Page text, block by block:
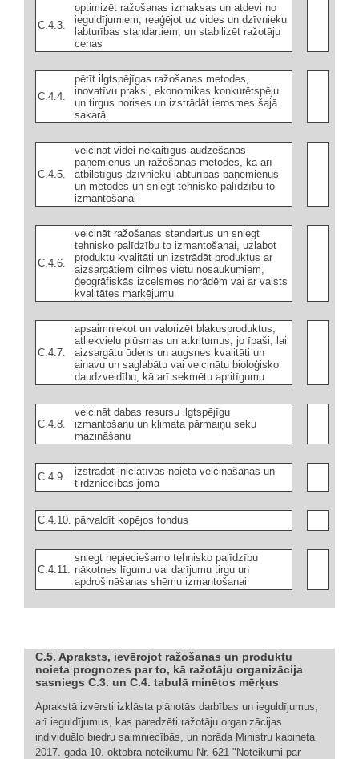
C.4.3.
optimizēt ražošanas izmaksas un atdevi no
ieguldījumiem, reaģējot uz vides un dzīvnieku
labturības standartiem, un stabilizēt ražotāju
cenas
C.4.4.
pētīt ilgtspējīgas ražošanas metodes,
inovatīvu praksi, ekonomikas konkurētspēju
un tirgus norises un izstrādāt ierosmes šajā
sakarā
C.4.5.
veicināt videi nekaitīgus audzēšanas
paņēmienus un ražošanas metodes, kā arī
atbilstīgus dzīvnieku labturības paņēmienus
un metodes un sniegt tehnisko palīdzību to
izmantošanai
C.4.6.
veicināt ražošanas standartus un sniegt
tehnisko palīdzību to izmantošanai, uzlabot
produktu kvalitāti un izstrādāt produktus ar
aizsargātiem cilmes vietu nosaukumiem,
ģeogrāfiskās izcelsmes norādēm vai ar valsts
kvalitātes marķējumu
C.4.7.
apsaimniekot un valorizēt blakusproduktus,
atliekvielu plūsmas un atkritumus, jo īpaši, lai
aizsargātu ūdens un augsnes kvalitāti un
ainavu un saglabātu vai veicinātu bioloģisko
daudzveidību, kā arī sekmētu apritīgumu
C.4.8.
veicināt dabas resursu ilgtspējīgu
izmantošanu un klimata pārmaiņu seku
mazināšanu
C.4.9.
izstrādāt iniciatīvas noieta veicināšanas un
tirdzniecības jomā
C.4.10. pārvaldīt kopējos fondus
C.4.11.
sniegt nepieciešamo tehnisko palīdzību
nākotnes līgumu vai darījumu tirgu un
apdrošināšanas shēmu izmantošanai
C.5. Apraksts, ievērojot ražošanas un produktu
noieta prognozes par to, kā ražotāju organizācija
sasniegs C.3. un C.4. tabulā minētos mērķus
Aprakstā izvērsti izklāsta plānotās darbības un ieguldījumus,
arī ieguldījumus, kas paredzēti ražotāju organizācijas
individuālo biedru saimniecībās, un norāda Ministru kabineta
2017. gada 10. oktobra noteikumu Nr. 621 "Noteikumi par